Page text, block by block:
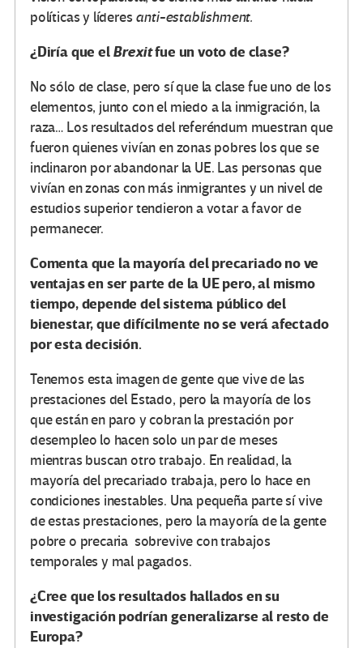
políticas y líderes anti-establishment.
¿Diría que elBrexitfue un voto de clase?
No sólo de clase, pero sí que la clase fue uno de los
elementos, junto con el miedo a la inmigración, la
raza… Los resultados del referéndum muestran que
fueron quienes vivían en zonas pobres los que se
inclinaron por abandonar la UE. Las personas que
vivían en zonas con más inmigrantes y un nivel de
estudios superior tendieron a votar a favor de
permanecer.
Comenta que la mayoría del precariado no ve
ventajas en ser parte de la UE pero, al mismo
tiempo, depende del sistema público del
bienestar, que difícilmente no se verá afectado
por esta decisión.
Tenemos esta imagen de gente que vive de las
prestaciones del Estado, pero la mayoría de los
que están en paro y cobran la prestación por
desempleo lo hacen solo un par de meses
mientras buscan otro trabajo. En realidad, la
mayoría del precariado trabaja, pero lo hace en
condiciones inestables. Una pequeña parte sí vive
de estas prestaciones, pero la mayoría de la gente
pobre o precaria sobrevive con trabajos
temporales y mal pagados.
¿Cree que los resultados hallados en su
investigación podrían generalizarse al resto de
Europa?